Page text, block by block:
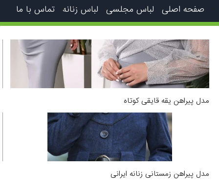
صفحه اصلی لباس مجلسی لباس زنانه تماس با ما
مدل پیراهن یقه قایقی کوتاه
مدل پیراهن زمستانی زنانه ایرانی